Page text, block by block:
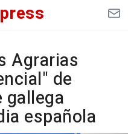
press
Agrarias
de
gallega
española